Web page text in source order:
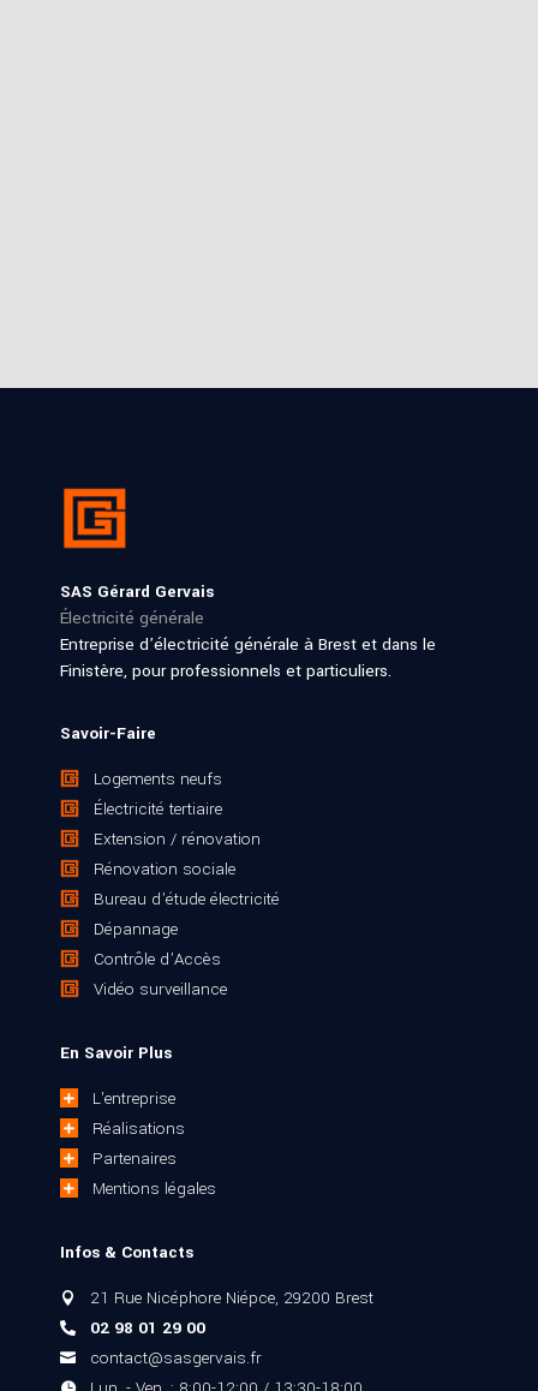
SAS Gérard Gervais
Électricité générale
Entreprise d’électricité générale à Brest et dans le
Finistère, pour professionnels et particuliers.
Savoir-Faire
Logements neufs
Électricité tertiaire
Extension / rénovation
Rénovation sociale
Bureau d’étude électricité
Dépannage
Contrôle d’Accès
Vidéo surveillance
En Savoir Plus
 L'entreprise
 Réalisations
 Partenaires
 Mentions légales
Infos & Contacts
 21 Rue Nicéphore Niépce, 29200 Brest
 02 98 01 29 00
 contact@sasgervais.fr